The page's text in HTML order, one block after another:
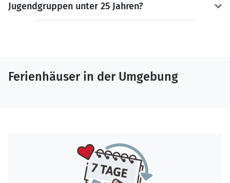
Jugendgruppen unter 25 Jahren?
Ferienhäuser in der Umgebung